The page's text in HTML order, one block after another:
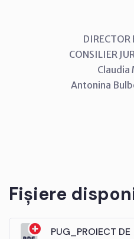
DIRECTOR
CONSILIER
Antonina
Fișiere
PUG_PROIECT DE